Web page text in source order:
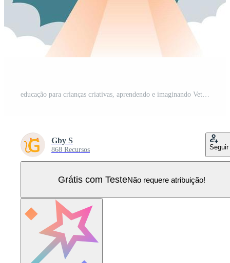
educação para crianças criativas, aprendendo e imaginando Vetor Pro
Gby S
868 Recursos Seguir
Grátis com TesteNão requere atribuição!